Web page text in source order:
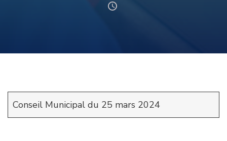
Conseil Municipal du 25 mars 2024